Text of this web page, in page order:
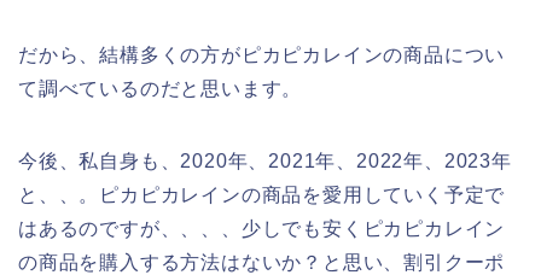
だから、結構多くの方がピカピカレインの商品につい
て調べているのだと思います。
今後、私自身も、2020年、2021年、2022年、2023年
と、、。ピカピカレインの商品を愛用していく予定で
はあるのですが、、、、少しでも安くピカピカレイン
の商品を購入する方法はないか？と思い、割引クーポ